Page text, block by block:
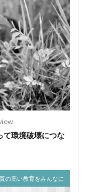
て環境破壊につな
の高い教育をみんなに